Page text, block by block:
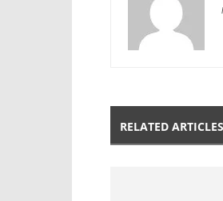
RELATED ARTICLES